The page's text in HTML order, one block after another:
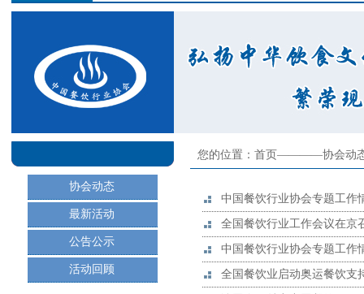
协会动态
最新活动
公告公示
活动回顾
您的位置：首页————协会动
中国餐饮行业协会专题工作
全国餐饮行业工作会议在京
中国餐饮行业协会专题工作
全国餐饮业启动奥运餐饮支